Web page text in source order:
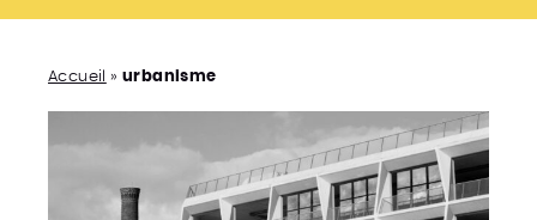
Accueil »urbanisme